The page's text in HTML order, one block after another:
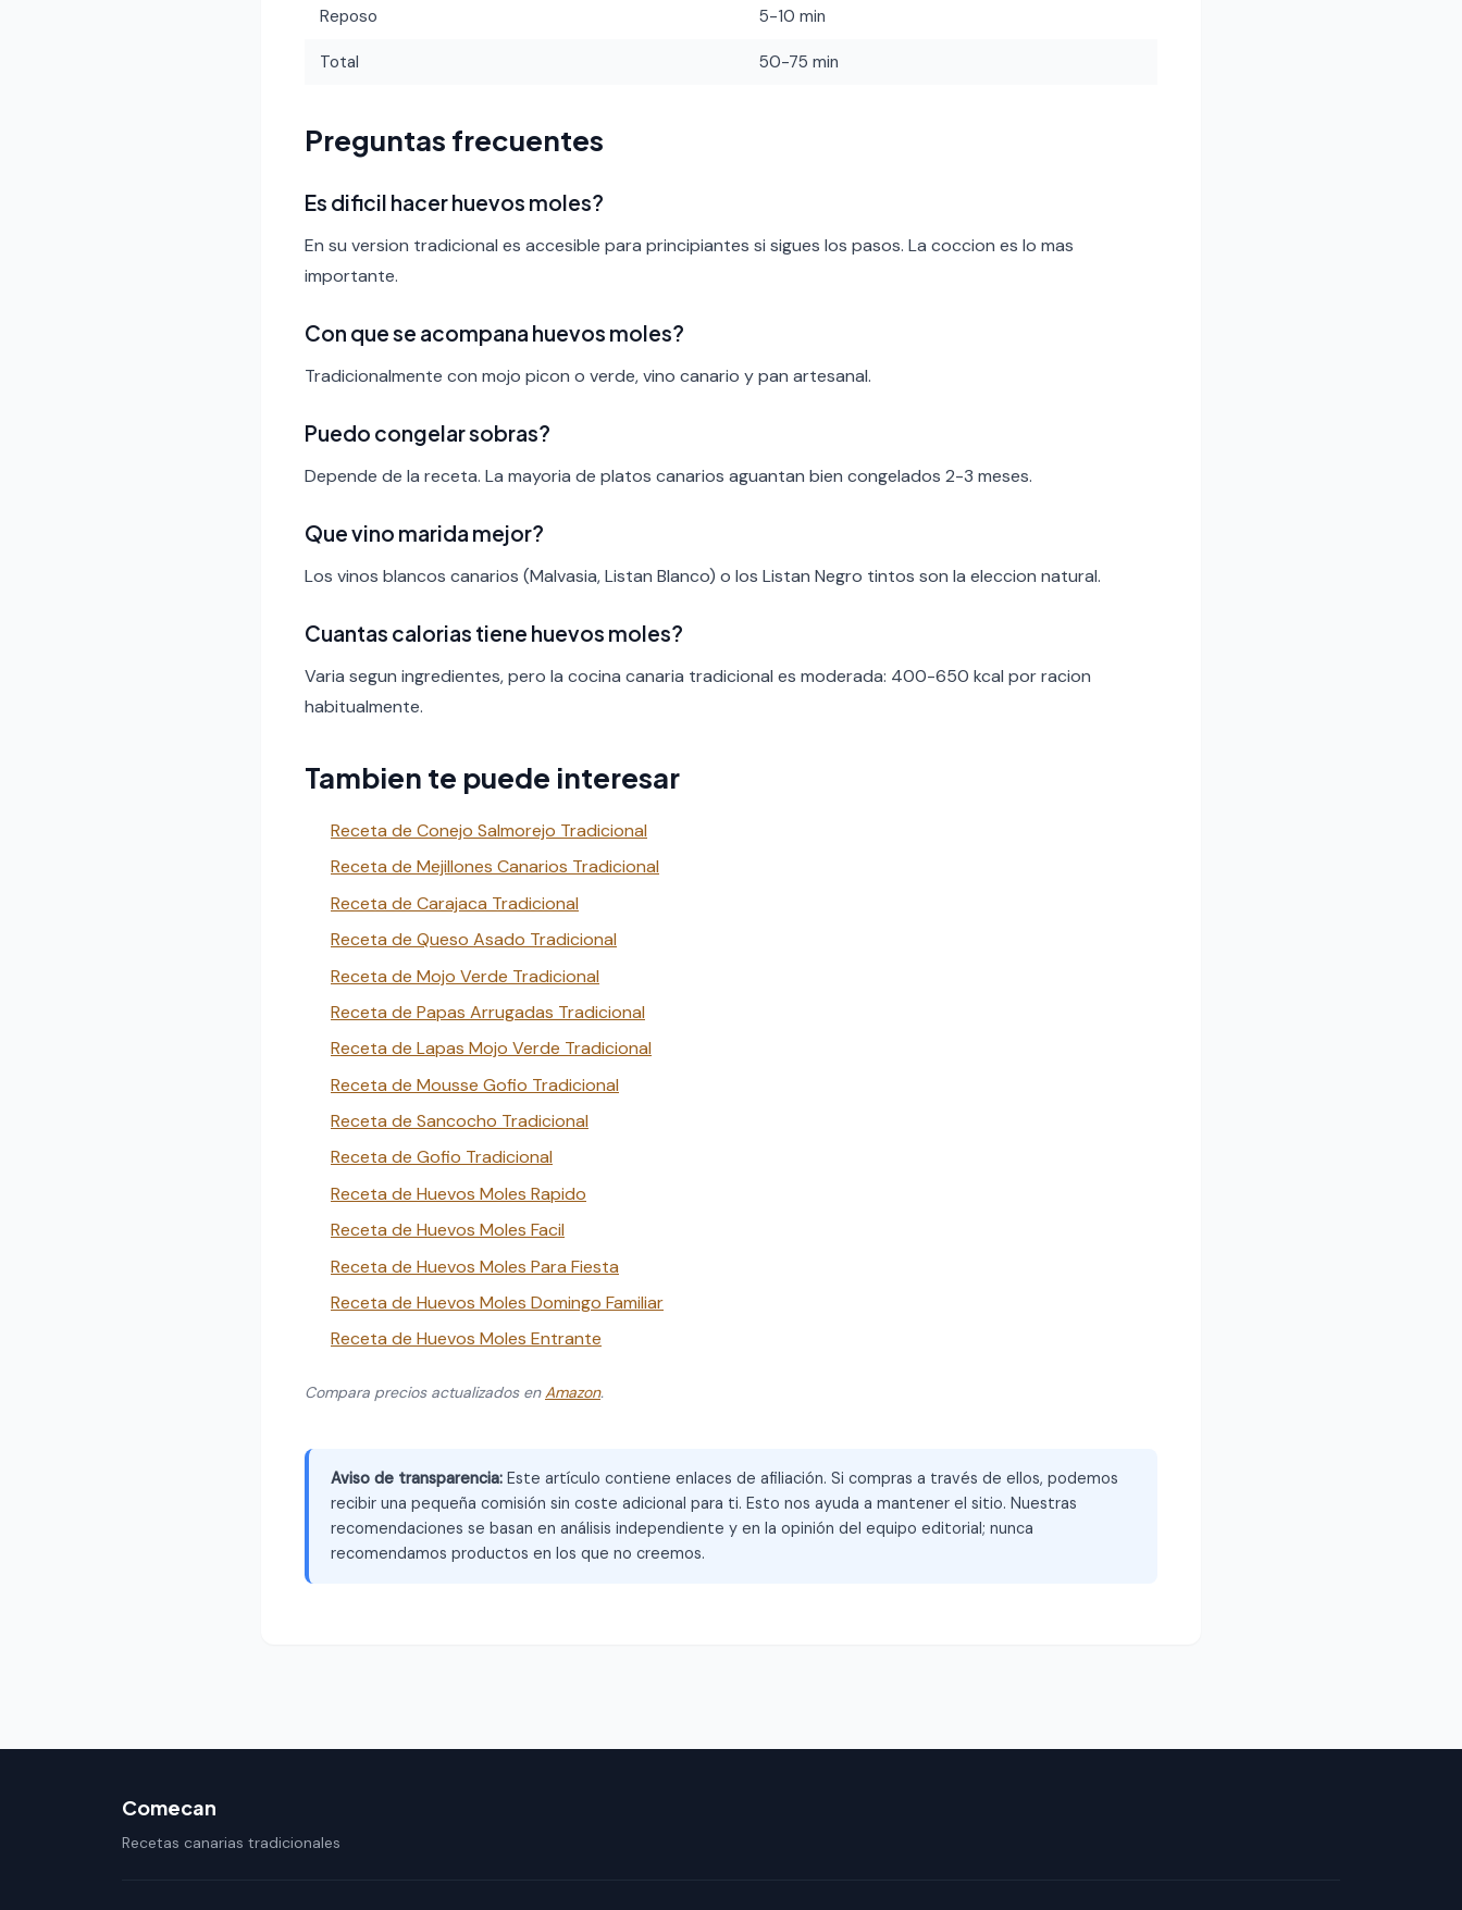
Reposo 5-10 min
Total 50-75 min
Preguntas frecuentes
Es dificil hacer huevos moles?
En su version tradicional es accesible para principiantes si sigues los pasos. La coccion es lo mas
importante.
Con que se acompana huevos moles?
Tradicionalmente con mojo picon o verde, vino canario y pan artesanal.
Puedo congelar sobras?
Depende de la receta. La mayoria de platos canarios aguantan bien congelados 2-3 meses.
Que vino marida mejor?
Los vinos blancos canarios (Malvasia, Listan Blanco) o los Listan Negro tintos son la eleccion natural.
Cuantas calorias tiene huevos moles?
Varia segun ingredientes, pero la cocina canaria tradicional es moderada: 400-650 kcal por racion
habitualmente.
Tambien te puede interesar
Receta de Conejo Salmorejo Tradicional
Receta de Mejillones Canarios Tradicional
Receta de Carajaca Tradicional
Receta de Queso Asado Tradicional
Receta de Mojo Verde Tradicional
Receta de Papas Arrugadas Tradicional
Receta de Lapas Mojo Verde Tradicional
Receta de Mousse Gofio Tradicional
Receta de Sancocho Tradicional
Receta de Gofio Tradicional
Receta de Huevos Moles Rapido
Receta de Huevos Moles Facil
Receta de Huevos Moles Para Fiesta
Receta de Huevos Moles Domingo Familiar
Receta de Huevos Moles Entrante
Compara precios actualizados enAmazon.
Aviso de transparencia: Este artículo contiene enlaces de afiliación. Si compras a través de ellos, podemos
recibir una pequeña comisión sin coste adicional para ti. Esto nos ayuda a mantener el sitio. Nuestras
recomendaciones se basan en análisis independiente y en la opinión del equipo editorial; nunca
recomendamos productos en los que no creemos.
Comecan
Recetas canarias tradicionales